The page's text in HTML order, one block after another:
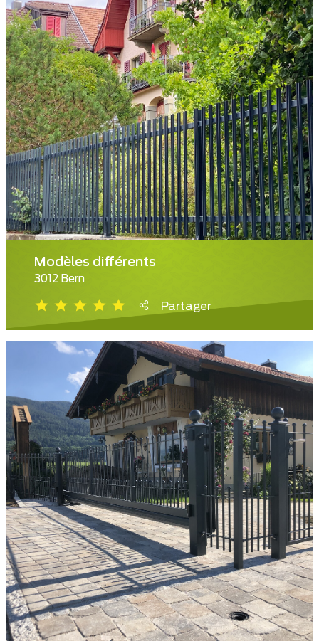
Modèles différents
3012 Bern
Partager